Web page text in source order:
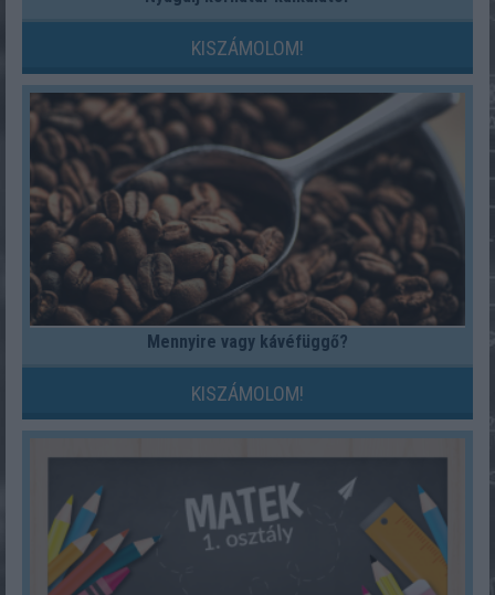
KISZÁMOLOM!
Mennyire vagy kávéfüggő?
KISZÁMOLOM!